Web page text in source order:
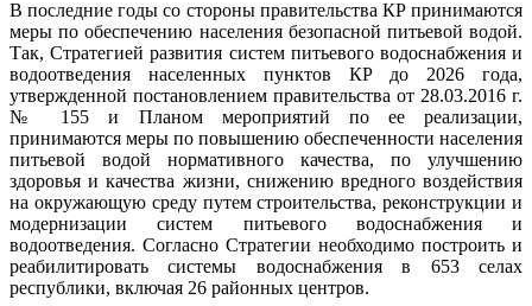
В последние годы со стороны правительства КР принимаются
меры по обеспечению населения безопасной питьевой водой.
Так, Стратегией развития систем питьевого водоснабжения и
водоотведения населенных пунктов КР до 2026 года,
утвержденной постановлением правительства от 28.03.2016 г.
№ 155 и Планом мероприятий по ее реализации,
принимаются меры по повышению обеспеченности населения
питьевой водой нормативного качества, по улучшению
здоровья и качества жизни, снижению вредного воздействия
на окружающую среду путем строительства, реконструкции и
модернизации систем питьевого водоснабжения и
водоотведения. Согласно Стратегии необходимо построить и
реабилитировать системы водоснабжения в 653 селах
республики, включая 26 районных центров.